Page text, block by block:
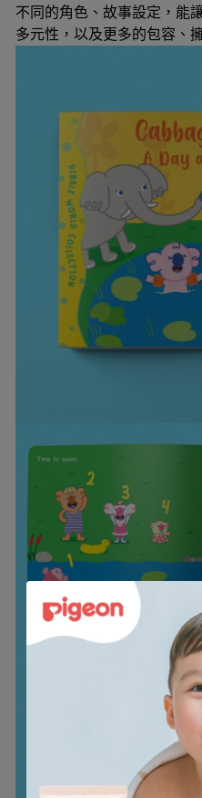
不同的角色、故事設定，能
多元性，以及更多的包容、